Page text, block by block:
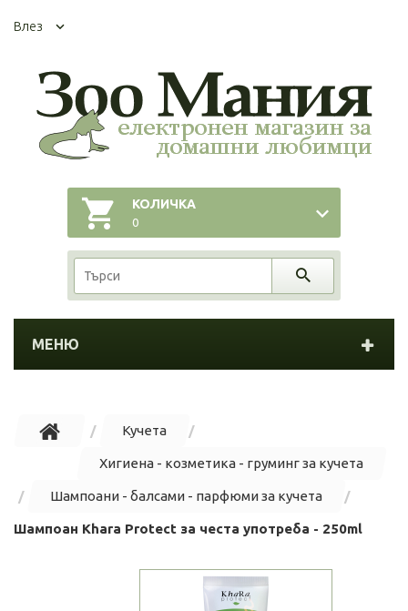
Влез
КОЛИЧКА
0
МЕНЮ
Кучета
Хигиена - козметика - груминг за кучета
Шампоани - балсами - парфюми за кучета
Шампоан Khara Protect за честа употреба - 250ml